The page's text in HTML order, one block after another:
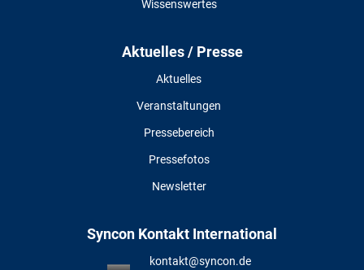
Wissenswertes
Aktuelles / Presse
Aktuelles
Veranstaltungen
Pressebereich
Pressefotos
Newsletter
Syncon Kontakt International
kontakt@syncon.de